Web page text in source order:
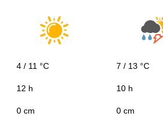
4 / 11 °C 7 / 13 °C
12 h 10 h
0 cm 0 cm